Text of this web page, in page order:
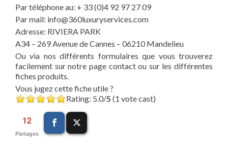
Par téléphone au: + 33 (0)4 92 97 27 09
Par mail: info@360luxuryservices.com
Adresse: RIVIERA PARK
A34 – 269 Avenue de Cannes – 06210 Mandelieu
Ou via nos différents formulaires que vous trouverez
facilement sur notre page contact ou sur les différentes
fiches produits.
Vous jugez cette fiche utile ?
Rating: 5.0/5 (1 vote cast)
12
Partages